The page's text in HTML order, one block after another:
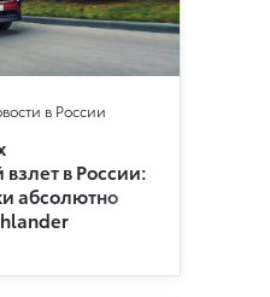
в России
в России:
абсолютно